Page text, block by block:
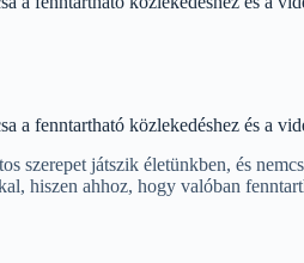
a fenntartható közlekedéshez és a
szerepet játszik életünkben, és
hiszen ahhoz, hogy valóban